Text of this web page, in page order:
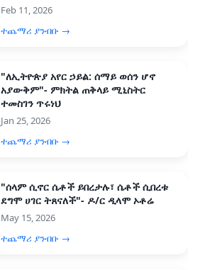
Feb 11, 2026
ተጨማሪ ያንብቡ →
"ለኢትዮጵያ አየር ኃይል: ሰማይ ወሰን ሆኖ
አያውቅም"- ምክትል ጠቅላይ ሚኒስትር
ተመስገን ጥሩነህ
Jan 25, 2026
ተጨማሪ ያንብቡ →
"ሰላም ሲኖር ሴቶች ይበረታሉ፣ ሴቶች ሲበረቱ
ደግሞ ሀገር ትጸናለች"- ዶ/ር ዲላሞ ኦቶሬ
May 15, 2026
ተጨማሪ ያንብቡ →